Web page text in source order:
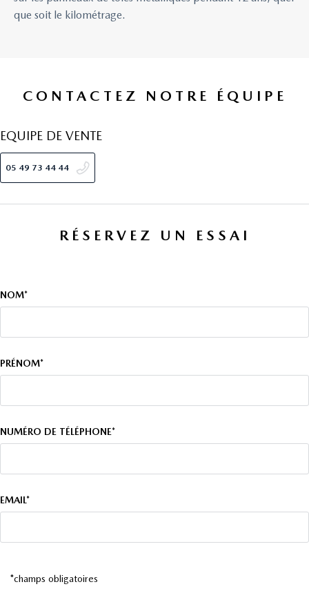
que soit le kilométrage.
CONTACTEZ NOTRE ÉQUIPE
EQUIPE DE VENTE
05 49 73 44 44
RÉSERVEZ UN ESSAI
NOM*
PRÉNOM*
NUMÉRO DE TÉLÉPHONE*
EMAIL*
*champs obligatoires